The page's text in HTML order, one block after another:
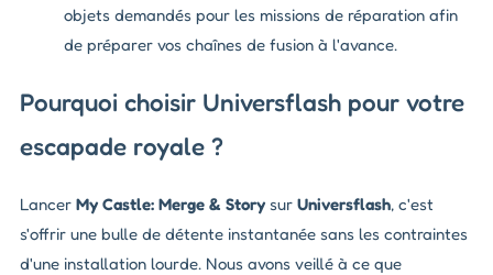
objets demandés pour les missions de réparation afin
de préparer vos chaînes de fusion à l'avance.
Pourquoi choisir Universflash pour votre
escapade royale ?
Lancer My Castle: Merge & Story sur Universflash, c'est
s'offrir une bulle de détente instantanée sans les contraintes
d'une installation lourde. Nous avons veillé à ce que